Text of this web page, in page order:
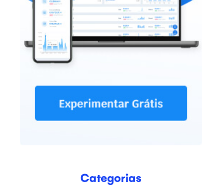
Categorias